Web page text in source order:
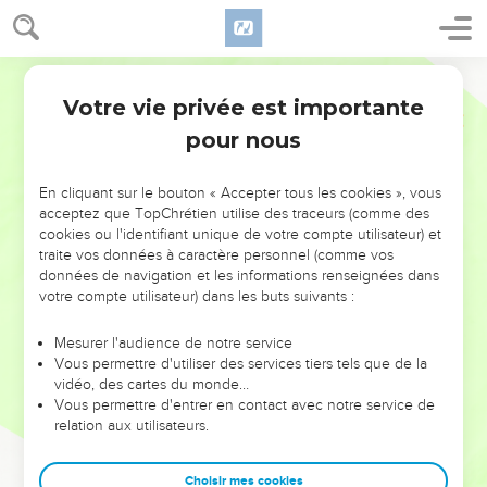
NE MANQUEZ PAS L’ÉVÉNEMENT
DE L’ANNÉE !
ET SI LEURS ERREURS POUVAIENT VOUS ÉVITER LES
VOTRES ?
leur foi ou leur vision. Mais on voit moins les doutes, les erreurs
et les saisons difficiles qu'ils ont traversés, alors même que ce
sont elles qui les ont façonnés.
Dans cette conférence, leaders, entrepreneurs, et responsables
clés pour avancer avec plus de sagesse afin que leurs erreurs
Votre vie privée est importante
pour nous
En cliquant sur le bouton « Accepter tous les cookies », vous
acceptez que TopChrétien utilise des traceurs (comme des
cookies ou l'identifiant unique de votre compte utilisateur) et
traite vos données à caractère personnel (comme vos
données de navigation et les informations renseignées dans
votre compte utilisateur) dans les buts suivants :
Mesurer l'audience de notre service
Vous permettre d'utiliser des services tiers tels que de la
vidéo, des cartes du monde…
Vous permettre d'entrer en contact avec notre service de
relation aux utilisateurs.
Choisir mes cookies